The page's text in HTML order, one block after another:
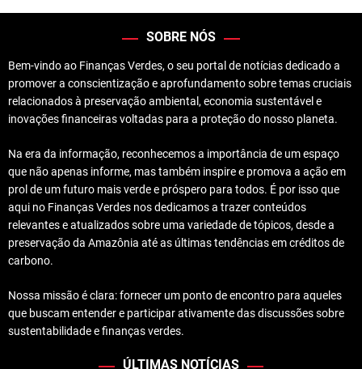
SOBRE NÓS
Bem-vindo ao Finanças Verdes, o seu portal de notícias dedicado a
promover a conscientização e aprofundamento sobre temas cruciais
relacionados à preservação ambiental, economia sustentável e
inovações financeiras voltadas para a proteção do nosso planeta.
Na era da informação, reconhecemos a importância de um espaço
que não apenas informe, mas também inspire e promova a ação em
prol de um futuro mais verde e próspero para todos. É por isso que
aqui no Finanças Verdes nos dedicamos a trazer conteúdos
relevantes e atualizados sobre uma variedade de tópicos, desde a
preservação da Amazônia até as últimas tendências em créditos de
carbono.
Nossa missão é clara: fornecer um ponto de encontro para aqueles
que buscam entender e participar ativamente das discussões sobre
sustentabilidade e finanças verdes.
ÚLTIMAS NOTÍCIAS